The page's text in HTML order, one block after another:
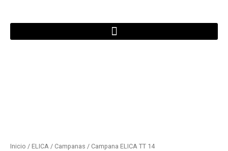
Inicio / ELICA / Campanas / Campana ELICA TT 14